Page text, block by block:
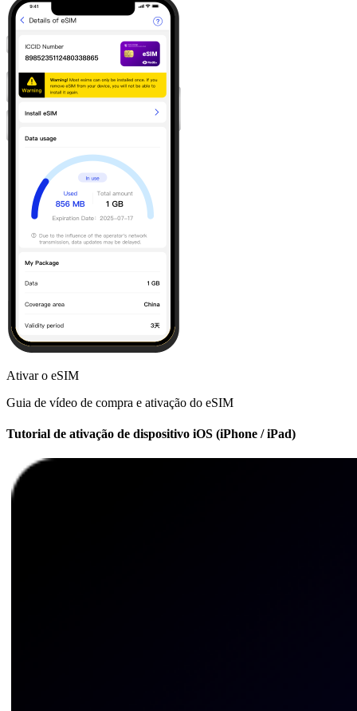
Ativar o eSIM
Guia de vídeo de compra e ativação do eSIM
Tutorial de ativação de dispositivo iOS (iPhone / iPad)